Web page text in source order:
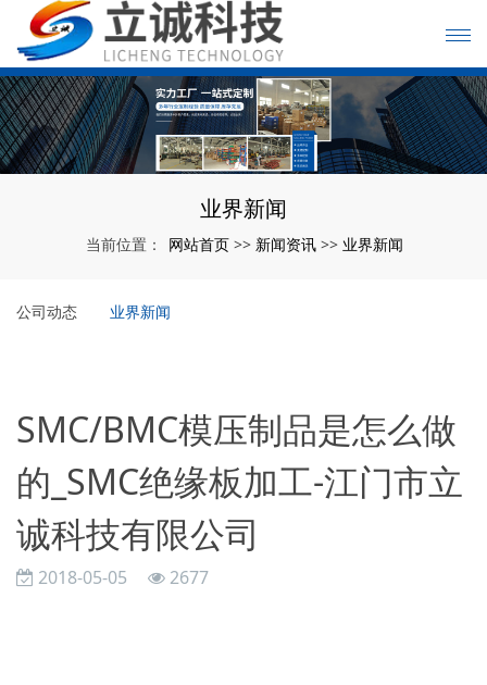
业界新闻
当前位置： 网站首页 >> 新闻资讯 >> 业界新闻
公司动态 业界新闻
SMC/BMC模压制品是怎么做
的_SMC绝缘板加工-江门市立
诚科技有限公司
2018-05-05 2677